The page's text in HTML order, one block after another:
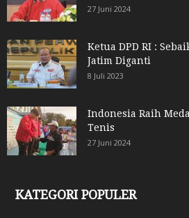
27 Juni 2024
Ketua DPD RI :
Jatim Diganti
8 Juli 2023
Indonesia Raih
Tenis
27 Juni 2024
KATEGORI POPULER